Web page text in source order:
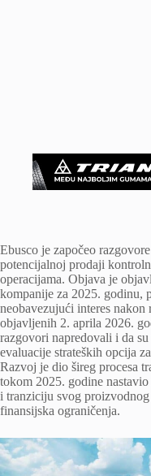
Ebusco je započeo
potencijalnoj prodaji
operacijama. Objava je
kompanije za 2025. godinu,
neobavezujući interes
objavljenih 2. aprila 2026.
razgovori napredovali i da
evaluacije strateških opcija
Razvoj je dio šireg procesa
tokom 2025. godine
i tranziciju svog
finansijska ograničenja.